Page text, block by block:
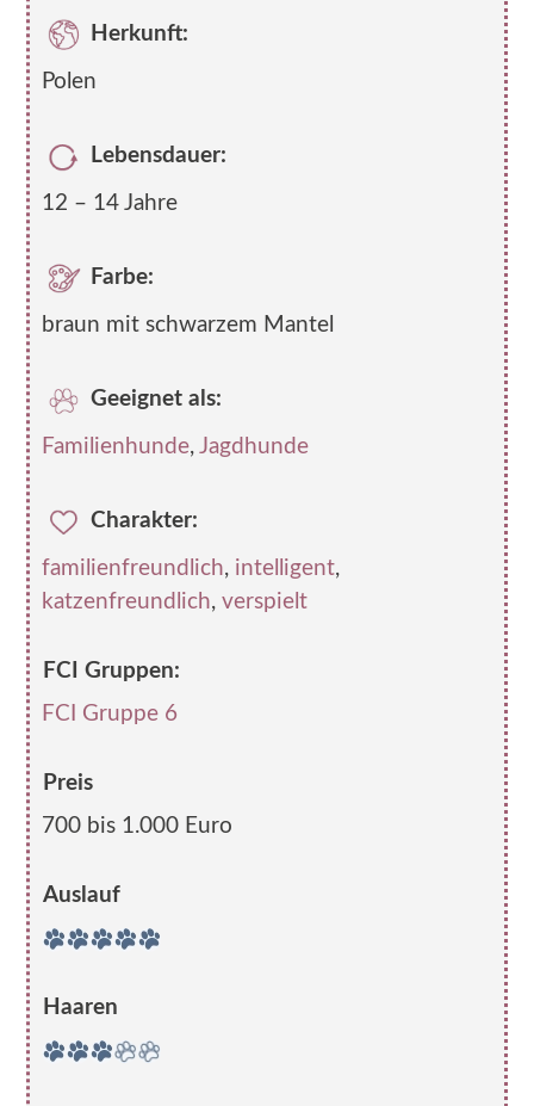
Herkunft:
Polen
Lebensdauer:
12 – 14 Jahre
Farbe:
braun mit schwarzem Mantel
Geeignet als:
Familienhunde, Jagdhunde
Charakter:
familienfreundlich, intelligent,
katzenfreundlich, verspielt
FCI Gruppen:
FCI Gruppe 6
Preis
700 bis 1.000 Euro
Auslauf
Haaren